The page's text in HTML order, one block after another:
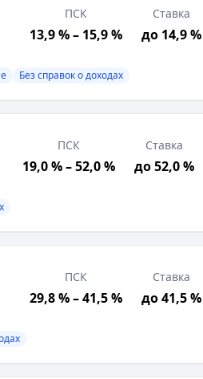
в РФ, Возраст от 18 лет
и документами; полная
в РФ, Позитивная
договор, Подтверждение
ПСК
13,9 % – 15,9 %
Ставка
до 14,9 %
Без справок о доходах
ПСК
19,0 % – 52,0 %
Ставка
до 52,0 %
ПСК
29,8 % – 41,5 %
Ставка
до 41,5 %